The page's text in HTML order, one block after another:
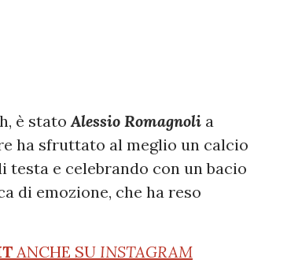
è statoAlessio Romagnoli a
ha sfruttato al meglio un calcio
testa e celebrando con un bacio
di emozione, che ha reso
ANCHE SU INSTAGRAM